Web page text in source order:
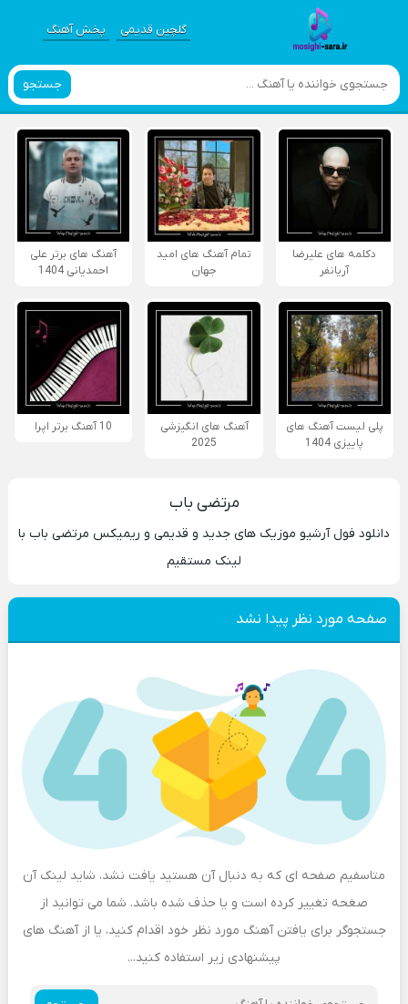
گلچین قدیمی پخش آهنگ
جستجو
دکلمه های علیرضا
آریانفر
تمام آهنگ های امید
جهان
آهنگ های برتر علی
احمدیانی 1404
پلی لیست آهنگ های
پاییزی 1404
آهنگ های انگیزشی
2025
10 آهنگ برتر اپرا
مرتضی باب
دانلود فول آرشیو موزیک های جدید و قدیمی و ریمیکس مرتضی باب با
لینک مستقیم
صفحه مورد نظر پیدا نشد
متاسفیم صفحه ای که به دنبال آن هستید یافت نشد، شاید لینک آن
صغحه تغییر کرده است و یا حذف شده باشد. شما می توانید از
جستجوگر برای یافتن آهنگ مورد نظر خود اقدام کنید، یا از آهنگ های
پیشنهادی زیر استفاده کنید...